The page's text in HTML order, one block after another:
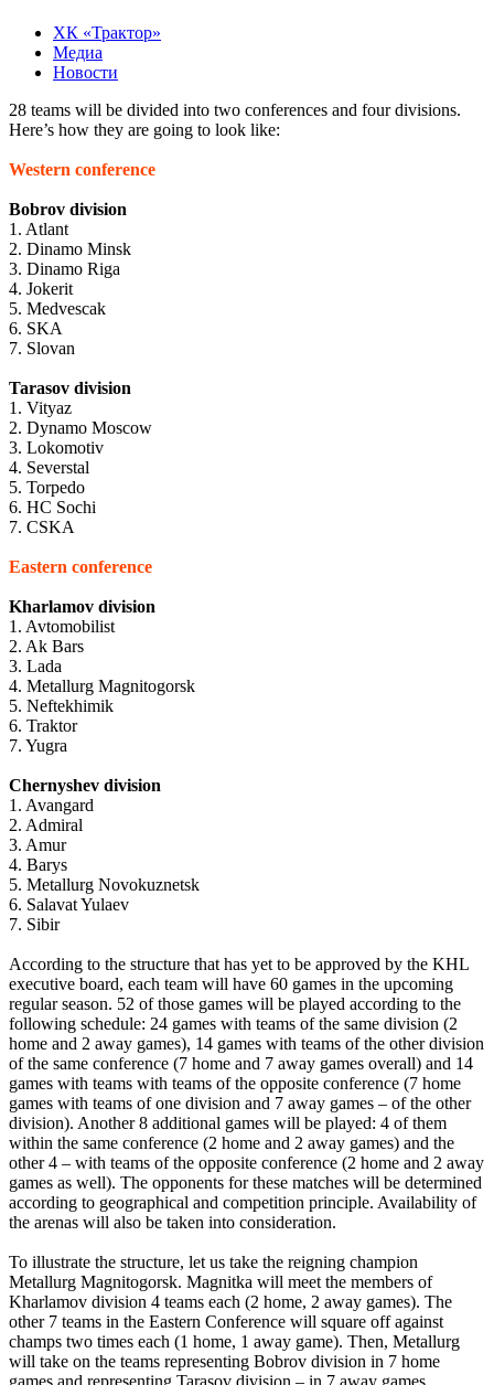
ХК «Трактор»
Медиа
Новости
28 teams will be divided into two conferences and four divisions.
Here’s how they are going to look like:
Western conference
Bobrov division
1. Atlant
2. Dinamo Minsk
3. Dinamo Riga
4. Jokerit
5. Medvescak
6. SKA
7. Slovan
Tarasov division
1. Vityaz
2. Dynamo Moscow
3. Lokomotiv
4. Severstal
5. Torpedo
6. HC Sochi
7. CSKA
Eastern conference
Kharlamov division
1. Avtomobilist
2. Ak Bars
3. Lada
4. Metallurg Magnitogorsk
5. Neftekhimik
6. Traktor
7. Yugra
Chernyshev division
1. Avangard
2. Admiral
3. Amur
4. Barys
5. Metallurg Novokuznetsk
6. SalavatYulaev
7. Sibir
According to the structure that has yet to be approved by the KHL
executive board, each team will have 60 games in the upcoming
regular season. 52 of those games will be played according to the
following schedule: 24 games with teams of the same division (2
home and 2 away games), 14 games with teams of the other division
of the same conference (7 home and 7 away games overall) and 14
games with teams with teams of the opposite conference (7 home
games with teams of one division and 7 away games – of the other
division). Another 8 additional games will be played: 4 of them
within the same conference (2 home and 2 away games) and the
other 4 – with teams of the opposite conference (2 home and 2 away
games as well). The opponents for these matches will be determined
according to geographical and competition principle. Availability of
the arenas will also be taken into consideration.
To illustrate the structure, let us take the reigning champion
Metallurg Magnitogorsk. Magnitka will meet the members of
Kharlamov division 4 teams each (2 home, 2 away games). The
other 7 teams in the Eastern Conference will square off against
champs two times each (1 home, 1 away game). Then, Metallurg
will take on the teams representing Bobrov division in 7 home
games and representing Tarasov division – in 7 away games.